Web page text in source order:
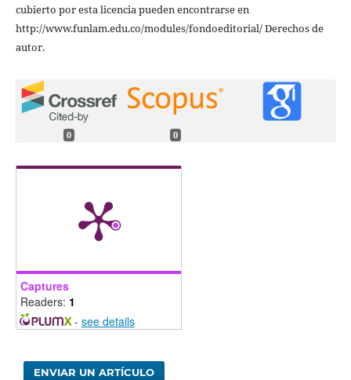
cubierto por esta licencia pueden encontrarse en
http://www.funlam.edu.co/modules/fondoeditorial/ Derechos de
autor.
0 0
Captures
Readers: 1
- see details
ENVIAR UN ARTÍCULO